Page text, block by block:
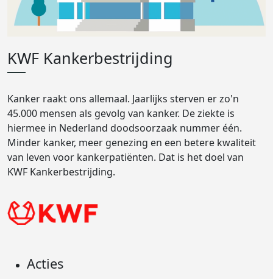
KWF Kankerbestrijding
Kanker raakt ons allemaal. Jaarlijks sterven er zo'n
45.000 mensen als gevolg van kanker. De ziekte is
hiermee in Nederland doodsoorzaak nummer één.
Minder kanker, meer genezing en een betere kwaliteit
van leven voor kankerpatiënten. Dat is het doel van
KWF Kankerbestrijding.
Acties